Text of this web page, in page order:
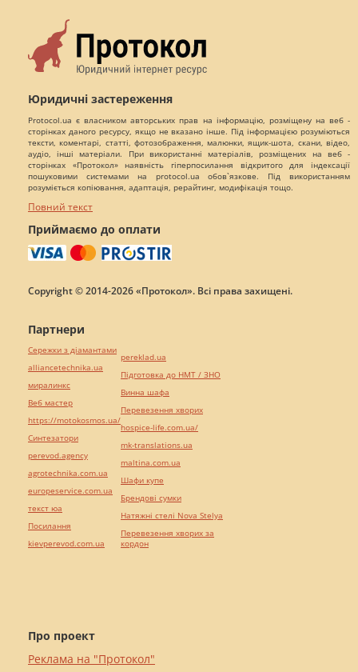
Юридичні застереження
Protocol.ua є власником авторських прав на інформацію, розміщену на веб -
сторінках даного ресурсу, якщо не вказано інше. Під інформацією розуміються
тексти, коментарі, статті, фотозображення, малюнки, ящик-шота, скани, відео,
аудіо, інші матеріали. При використанні матеріалів, розміщених на веб -
сторінках «Протокол» наявність гіперпосилання відкритого для індексації
пошуковими системами на protocol.ua обов`язкове. Під використанням
розуміється копіювання, адаптація, рерайтинг, модифікація тощо.
Повний текст
Приймаємо до оплати
Copyright © 2014-2026 «Протокол». Всі права захищені.
Про проект
Реклама на "Протокол"
Партнери
Сережки з діамантами
alliancetechnika.ua
миралинкс
Веб мастер
https://motokosmos.ua/
Синтезатори
perevod.agency
agrotechnika.com.ua
europeservice.com.ua
текст юа
Посилання
kievperevod.com.ua
pereklad.ua
Підготовка до НМТ / ЗНО
Винна шафа
Перевезення хворих
hospice-life.com.ua/
mk-translations.ua
maltina.com.ua
Шафи купе
Брендові сумки
Натяжні стелі Nova Stelya
Перевезення хворих за
кордон